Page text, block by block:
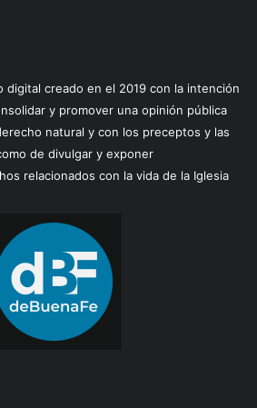
digital creado en el 2019 con la intención
y promover una opinión pública
natural y con los preceptos y las
de divulgar y exponer
relacionados con la vida de la Iglesia